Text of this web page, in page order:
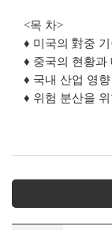
<목 차>
♦ 미국의 對중
♦ 중국의 현황과
♦ 국내 산업 영향
♦ 위험 분산을